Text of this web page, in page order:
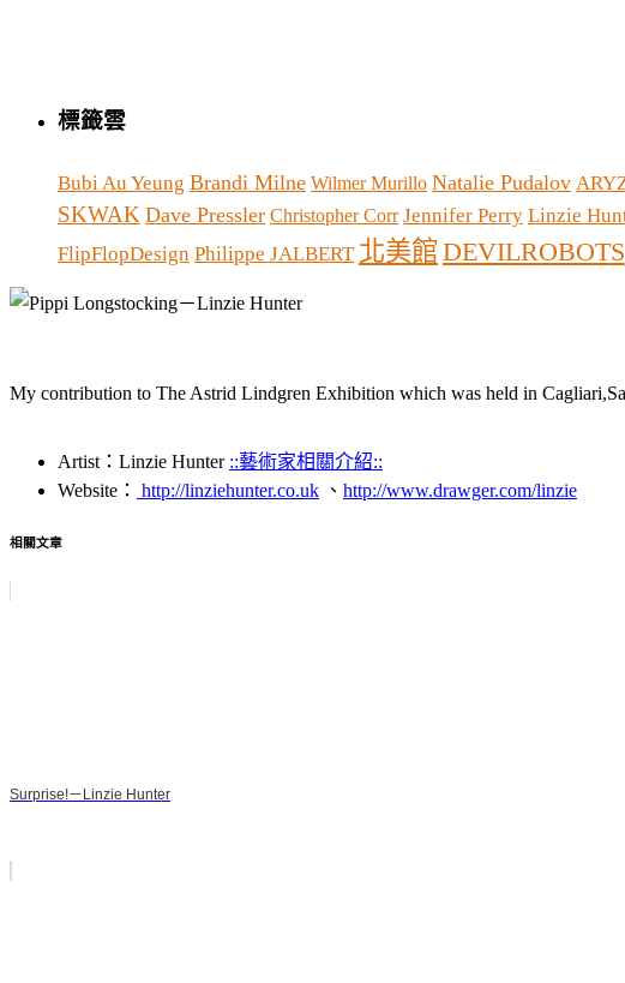
標籤雲
Bubi Au Yeung Brandi Milne Wilmer Murillo Natalie Pudalov
SKWAK Dave Pressler Christopher Corr Jennifer Perry Linzie
FlipFlopDesign Philippe JALBERT 北美館DEVILROBOTS
My contribution to The Astrid Lindgren Exhibition which was held in
Artist：Linzie Hunter ::藝術家相關介紹::
Website： http://linziehunter.co.uk 、 http://www.drawger.com/linzie
相關文章
Surprise!－Linzie Hunter